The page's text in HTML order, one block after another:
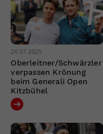
26.07.2025
Oberleitner/Schwärzler
verpassen Krönung
beim Generali Open
Kitzbühel